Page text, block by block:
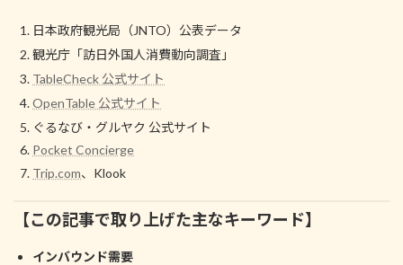
日本政府観光局（JNTO）公表データ
観光庁「訪日外国人消費動向調査」
TableCheck 公式サイト
OpenTable 公式サイト
ぐるなび・グルヤク 公式サイト
Pocket Concierge
Trip.com、Klook
【この記事で取り上げた主なキーワード】
インバウンド需要